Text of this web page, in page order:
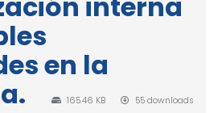
en la
165.46 KB 55 downloads